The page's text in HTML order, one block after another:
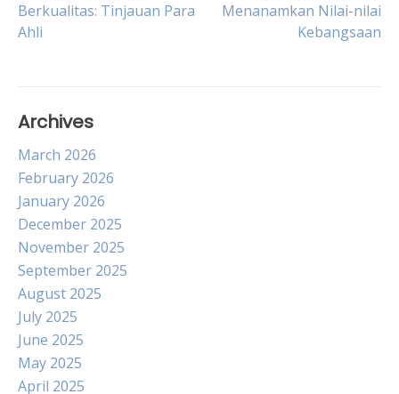
navigation
Berkualitas: Tinjauan Para
Ahli
Menanamkan Nilai-nilai
Kebangsaan
Archives
March 2026
February 2026
January 2026
December 2025
November 2025
September 2025
August 2025
July 2025
June 2025
May 2025
April 2025